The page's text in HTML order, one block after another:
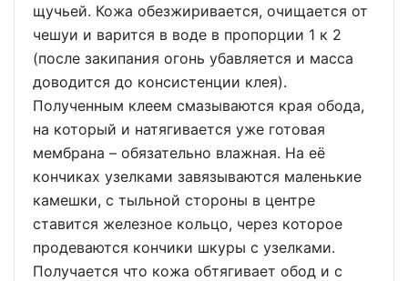
щучьей. Кожа обезжиривается, очищается от
чешуи и варится в воде в пропорции 1 к 2
(после закипания огонь убавляется и масса
доводится до консистенции клея).
Полученным клеем смазываются края обода,
на который и натягивается уже готовая
мембрана – обязательно влажная. На её
кончиках узелками завязываются маленькие
камешки, с тыльной стороны в центре
ставится железное кольцо, через которое
продеваются кончики шкуры с узелками.
Получается что кожа обтягивает обод и с